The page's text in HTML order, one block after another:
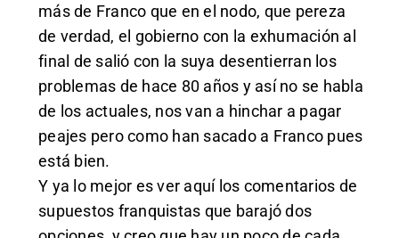
más de Franco que en el nodo, que pereza
de verdad, el gobierno con la exhumación al
final de salió con la suya desentierran los
problemas de hace 80 años y así no se habla
de los actuales, nos van a hinchar a pagar
peajes pero como han sacado a Franco pues
está bien.
Y ya lo mejor es ver aquí los comentarios de
supuestos franquistas que barajó dos